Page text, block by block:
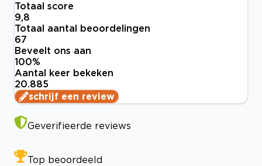
Totaal score
9,8
Totaal aantal beoordelingen
67
Beveelt ons aan
100%
Aantal keer bekeken
20.885
schrijf een review
Geverifieerde reviews
Top beoordeeld